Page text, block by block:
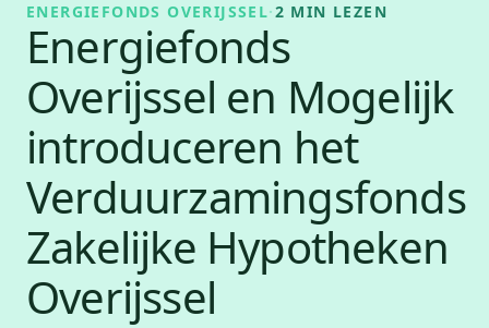
ENERGIEFONDS OVERIJSSEL·2 MIN LEZEN
Energiefonds
Overijssel en Mogelijk
introduceren het
Verduurzamingsfonds
Zakelijke Hypotheken
Overijssel